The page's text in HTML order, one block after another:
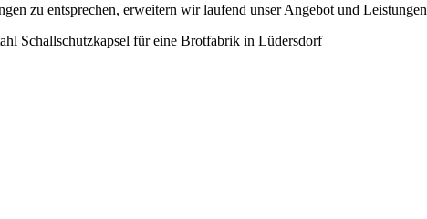
zu entsprechen, erweitern wir laufend unser Angebot und Leistungen
Schallschutzkapsel für eine Brotfabrik in Lüdersdorf